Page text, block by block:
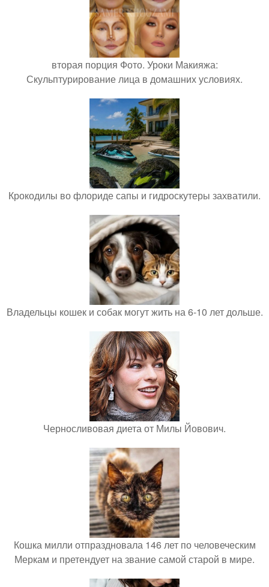
вторая порция Фото. Уроки Макияжа:
Скульптурирование лица в домашних условиях.
Крокодилы во флориде сапы и гидроскутеры захватили.
Владельцы кошек и собак могут жить на 6-10 лет дольше.
Черносливовая диета от Милы Йовович.
Кошка милли отпраздновала 146 лет по человеческим
Меркам и претендует на звание самой старой в мире.